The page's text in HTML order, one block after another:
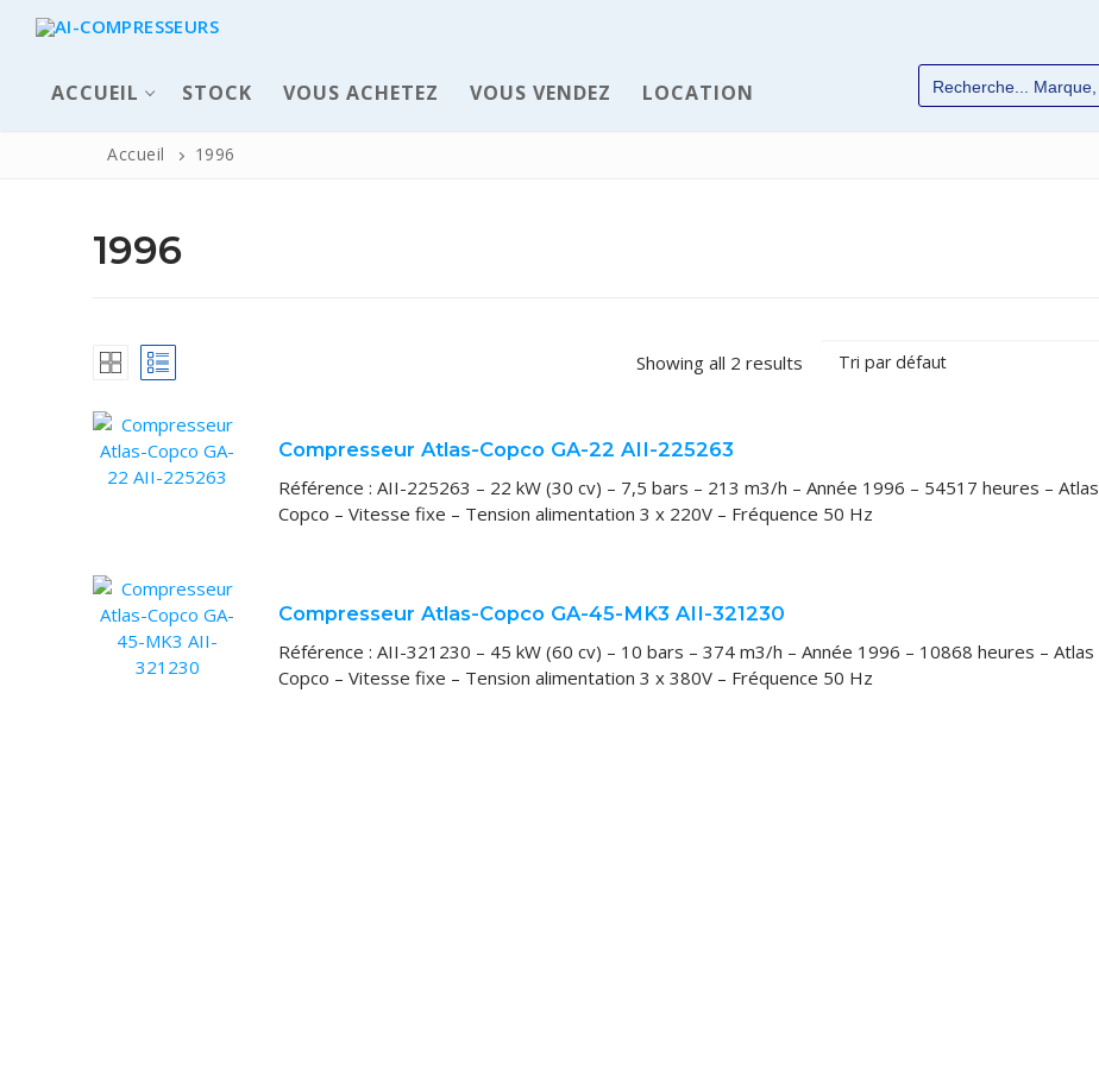
ACCUEIL STOCK VOUS ACHETEZ VOUS VENDEZ LOCATION
Pièces détachées
Automatisme Industrie
VOUS VENDEZ
LOCATION
Accueil 1996
1996
Showing all 2 results
Compresseur Atlas-Copco GA-22 AII-225263
Référence : AII-225263 – 22 kW (30 cv) – 7,5 bars – 213 m3/h – Année 1996 – 54517 heures – Atlas
Copco – Vitesse fixe – Tension alimentation 3 x 220V – Fréquence 50 Hz
Compresseur Atlas-Copco GA-45-MK3 AII-321230
Référence : AII-321230 – 45 kW (60 cv) – 10 bars – 374 m3/h – Année 1996 – 10868 heures – Atlas
Copco – Vitesse fixe – Tension alimentation 3 x 380V – Fréquence 50 Hz